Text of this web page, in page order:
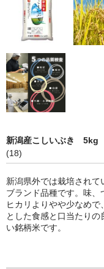
その他・切り餅
ギフト商品
定期購入
カート
会員ページ
お問い合わせ
新潟産こしいぶき 5kg
(18)
新潟県外では栽培され
ブランド品種です。味
ヒカリよりやや少なめ
とした食感と口当たり
い銘柄米です。